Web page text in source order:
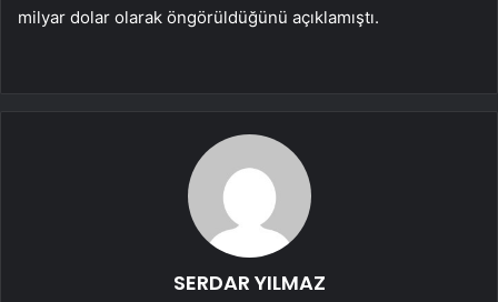
milyar dolar olarak öngörüldüğünü açıklamıştı.
SERDAR YILMAZ